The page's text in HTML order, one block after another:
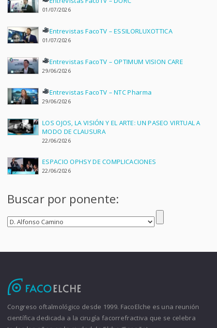
01/07/2026
Entrevistas FacoTV – ESSILORLUXOTTICA
01/07/2026
Entrevistas FacoTV – OPTIMUM VISION CARE
29/06/2026
Entrevistas FacoTV – NTC Pharma
29/06/2026
LOS OJOS, LA VISIÓN Y EL ARTE: UN PASEO VIRTUAL A
MODO DE CLAUSURA
22/06/2026
ESPACIO OPHSY DE COMPLICACIONES
22/06/2026
Buscar por ponente:
Congreso oftalmológico desde 1999. FacoElche es una reunión
científica dedicada a la cirugía facorrefractiva que se celebra